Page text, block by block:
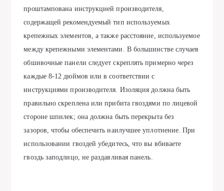
проштампована инструкцией производителя,
содержащей рекомендуемый тип используемых
крепежных элементов, а также расстояние, используемое
между крепежными элементами. В большинстве случаев
обшивочные панели следует скреплять примерно через
каждые 8-12 дюймов или в соответствии с
инструкциями производителя. Изоляция должна быть
правильно скреплена или прибита гвоздями по лицевой
стороне шпилек; она должна быть перекрыта без
зазоров, чтобы обеспечить наилучшее уплотнение. При
использовании гвоздей убедитесь, что вы вбиваете
гвоздь заподлицо, не раздавливая панель.